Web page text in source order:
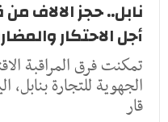
نابل.. حجز الالاف
أجل الاحتكار
تمكنت فرق المراقبة
قار